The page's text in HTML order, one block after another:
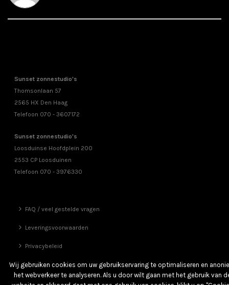
Sunset zonnestudio's
Thomsonlaan 57
2565 HX Den Haag
Telefoon 070 - 3607172
Sunset zonnestudio's
Loosduinse Hoofdplein 200
2553 CP Loosduinen
Telefoon 070 - 3976330
FAQ / veel gestelde vragen
Leveringsvoorwaarden
Privacybeleid
Vrienden
Wij gebruiken cookies om uw gebruikservaring te optimaliseren en
het webverkeer te analyseren. Als u door wilt gaan met het gebruik van